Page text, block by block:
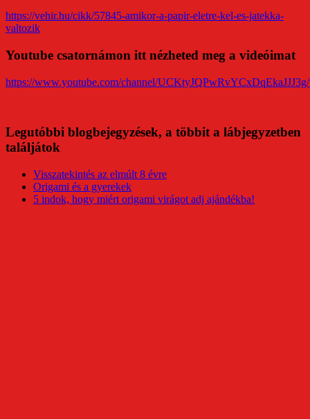
https://vehir.hu/cikk/57845-amikor-a-papir-eletre-kel-es-jatekka-
valtozik
Youtube csatornámon itt nézheted meg a videóimat
https://www.youtube.com/channel/
Legutóbbi blogbejegyzések, a többit a lábjegyzetben
találjátok
Visszatekintés az elmúlt 8 évre
Origami és a gyerekek
5 indok, hogy miért origami virágot adj ajándékba!